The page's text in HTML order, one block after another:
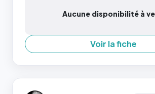
Aucune disponibilité à
Voir la fiche